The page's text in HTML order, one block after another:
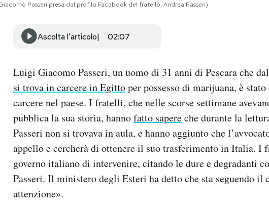
Passeri presa dal profilo Facebook del fratello, Andrea Passeri)
Ascolta l'articolo 02:07
Luigi Giacomo Passeri, un uomo di 31 anni di Pescara che
si trova in carcere in Egittoper possesso di marijuana, è
carcere nel paese. I fratelli, che nelle scorse settimane
pubblica la sua storia, hannofatto sapereche durante la
Passeri non si trovava in aula, e hanno aggiunto che
appello e cercherà di ottenere il suo trasferimento in Italia. I
governo italiano di intervenire, citando le dure e degradanti
Passeri. Il ministero degli Esteri ha detto che sta seguendo il
attenzione».